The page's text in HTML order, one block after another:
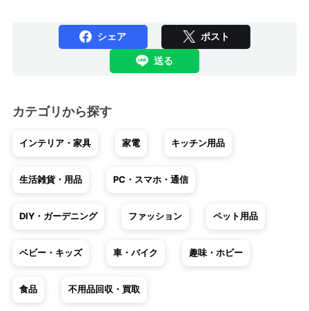
シェア ポスト
送る
カテゴリから探す
インテリア・家具 家電 キッチン用品
生活雑貨・用品 PC・スマホ・通信
DIY・ガーデニング ファッション ペット用品
ベビー・キッズ 車・バイク 趣味・ホビー
食品 不用品回収・買取